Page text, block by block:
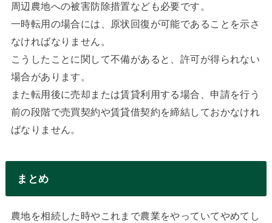
周辺農地への被害防除措置なども必要です。
一時転用の場合には、原状回復が可能であることを示さ
なければなりません。
こうしたことに関して不備があると、許可が得られない
場合があります。
また転用後に売却または賃貸利用する場合、申請を行う
前の段階で売買契約や賃貸借契約を締結しておかなけれ
ばなりません。
まとめ
農地を相続した時やこれまで農業をやっていてやめてし